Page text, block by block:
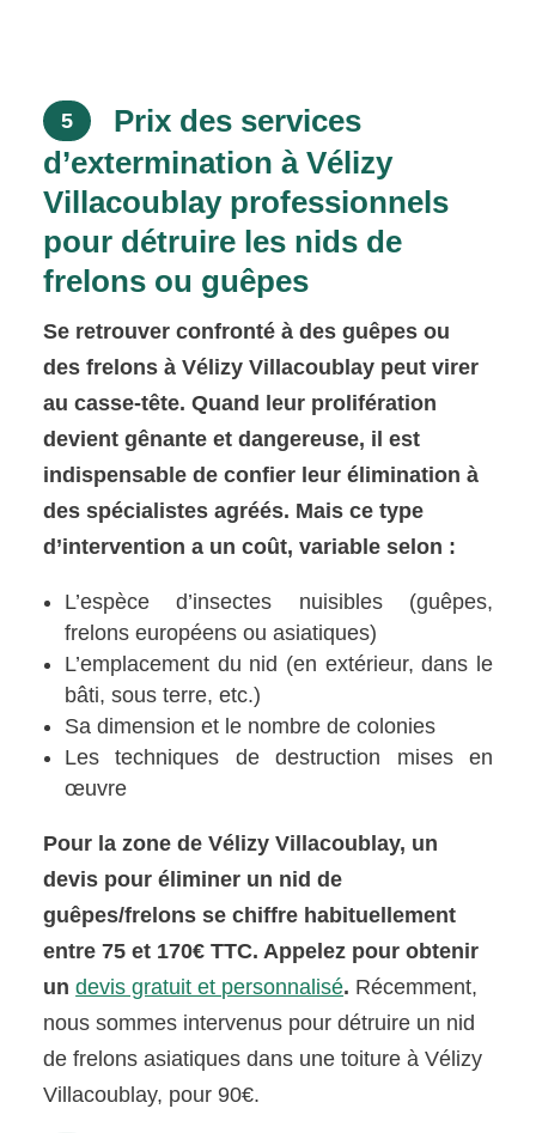
5
Prix des services
d’extermination à Vélizy
Villacoublay professionnels
pour détruire les nids de
frelons ou guêpes
Se retrouver confronté à des guêpes ou
des frelons à Vélizy Villacoublay peut virer
au casse-tête. Quand leur prolifération
devient gênante et dangereuse, il est
indispensable de confier leur élimination à
des spécialistes agréés. Mais ce type
d’intervention a un coût, variable selon :
L’espèce d’insectes nuisibles (guêpes,
frelons européens ou asiatiques)
L’emplacement du nid (en extérieur, dans le
bâti, sous terre, etc.)
Sa dimension et le nombre de colonies
Les techniques de destruction mises en
œuvre
Pour la zone de Vélizy Villacoublay, un
devis pour éliminer un nid de
guêpes/frelons se chiffre habituellement
entre 75 et 170€ TTC. Appelez pour obtenir
undevis gratuit et personnalisé. Récemment,
nous sommes intervenus pour détruire un nid
de frelons asiatiques dans une toiture à Vélizy
Villacoublay, pour 90€.